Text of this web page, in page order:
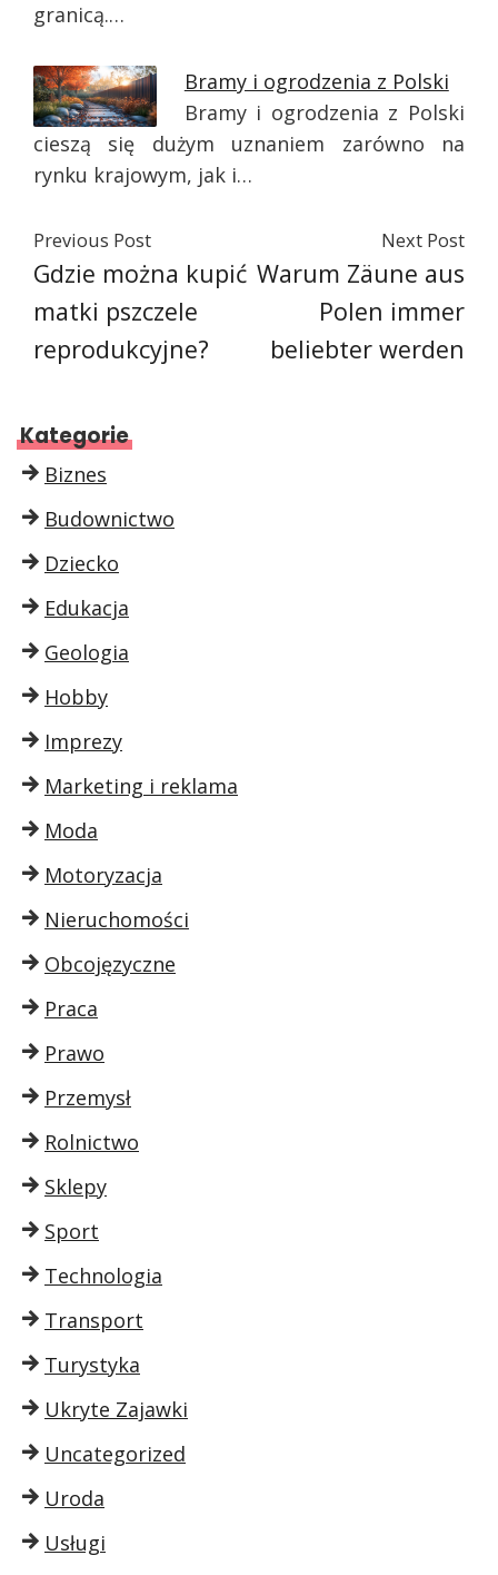
granicą.…
Bramy i ogrodzenia z Polski
Bramy i ogrodzenia z Polski
cieszą się dużym uznaniem zarówno na
rynku krajowym, jak i…
Previous Post
Gdzie można kupić
matki pszczele
reprodukcyjne?
Next Post
Warum Zäune aus
Polen immer
beliebter werden
Kategorie
Biznes
Budownictwo
Dziecko
Edukacja
Geologia
Hobby
Imprezy
Marketing i reklama
Moda
Motoryzacja
Nieruchomości
Obcojęzyczne
Praca
Prawo
Przemysł
Rolnictwo
Sklepy
Sport
Technologia
Transport
Turystyka
Ukryte Zajawki
Uncategorized
Uroda
Usługi